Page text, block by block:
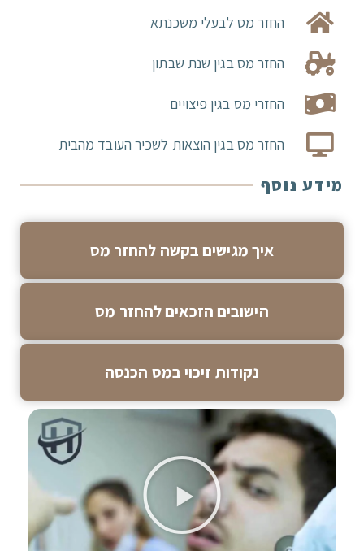
החזר מס לבעלי משכנתא
החזר מס בגין שנת שבתון
החזרי מס בגין פיצויים
החזר מס בגין הוצאות לשכיר העובד מהבית
מידע נוסף
איך מגישים בקשה להחזר מס
הישובים הזכאים להחזר מס
נקודות זיכוי במס הכנסה